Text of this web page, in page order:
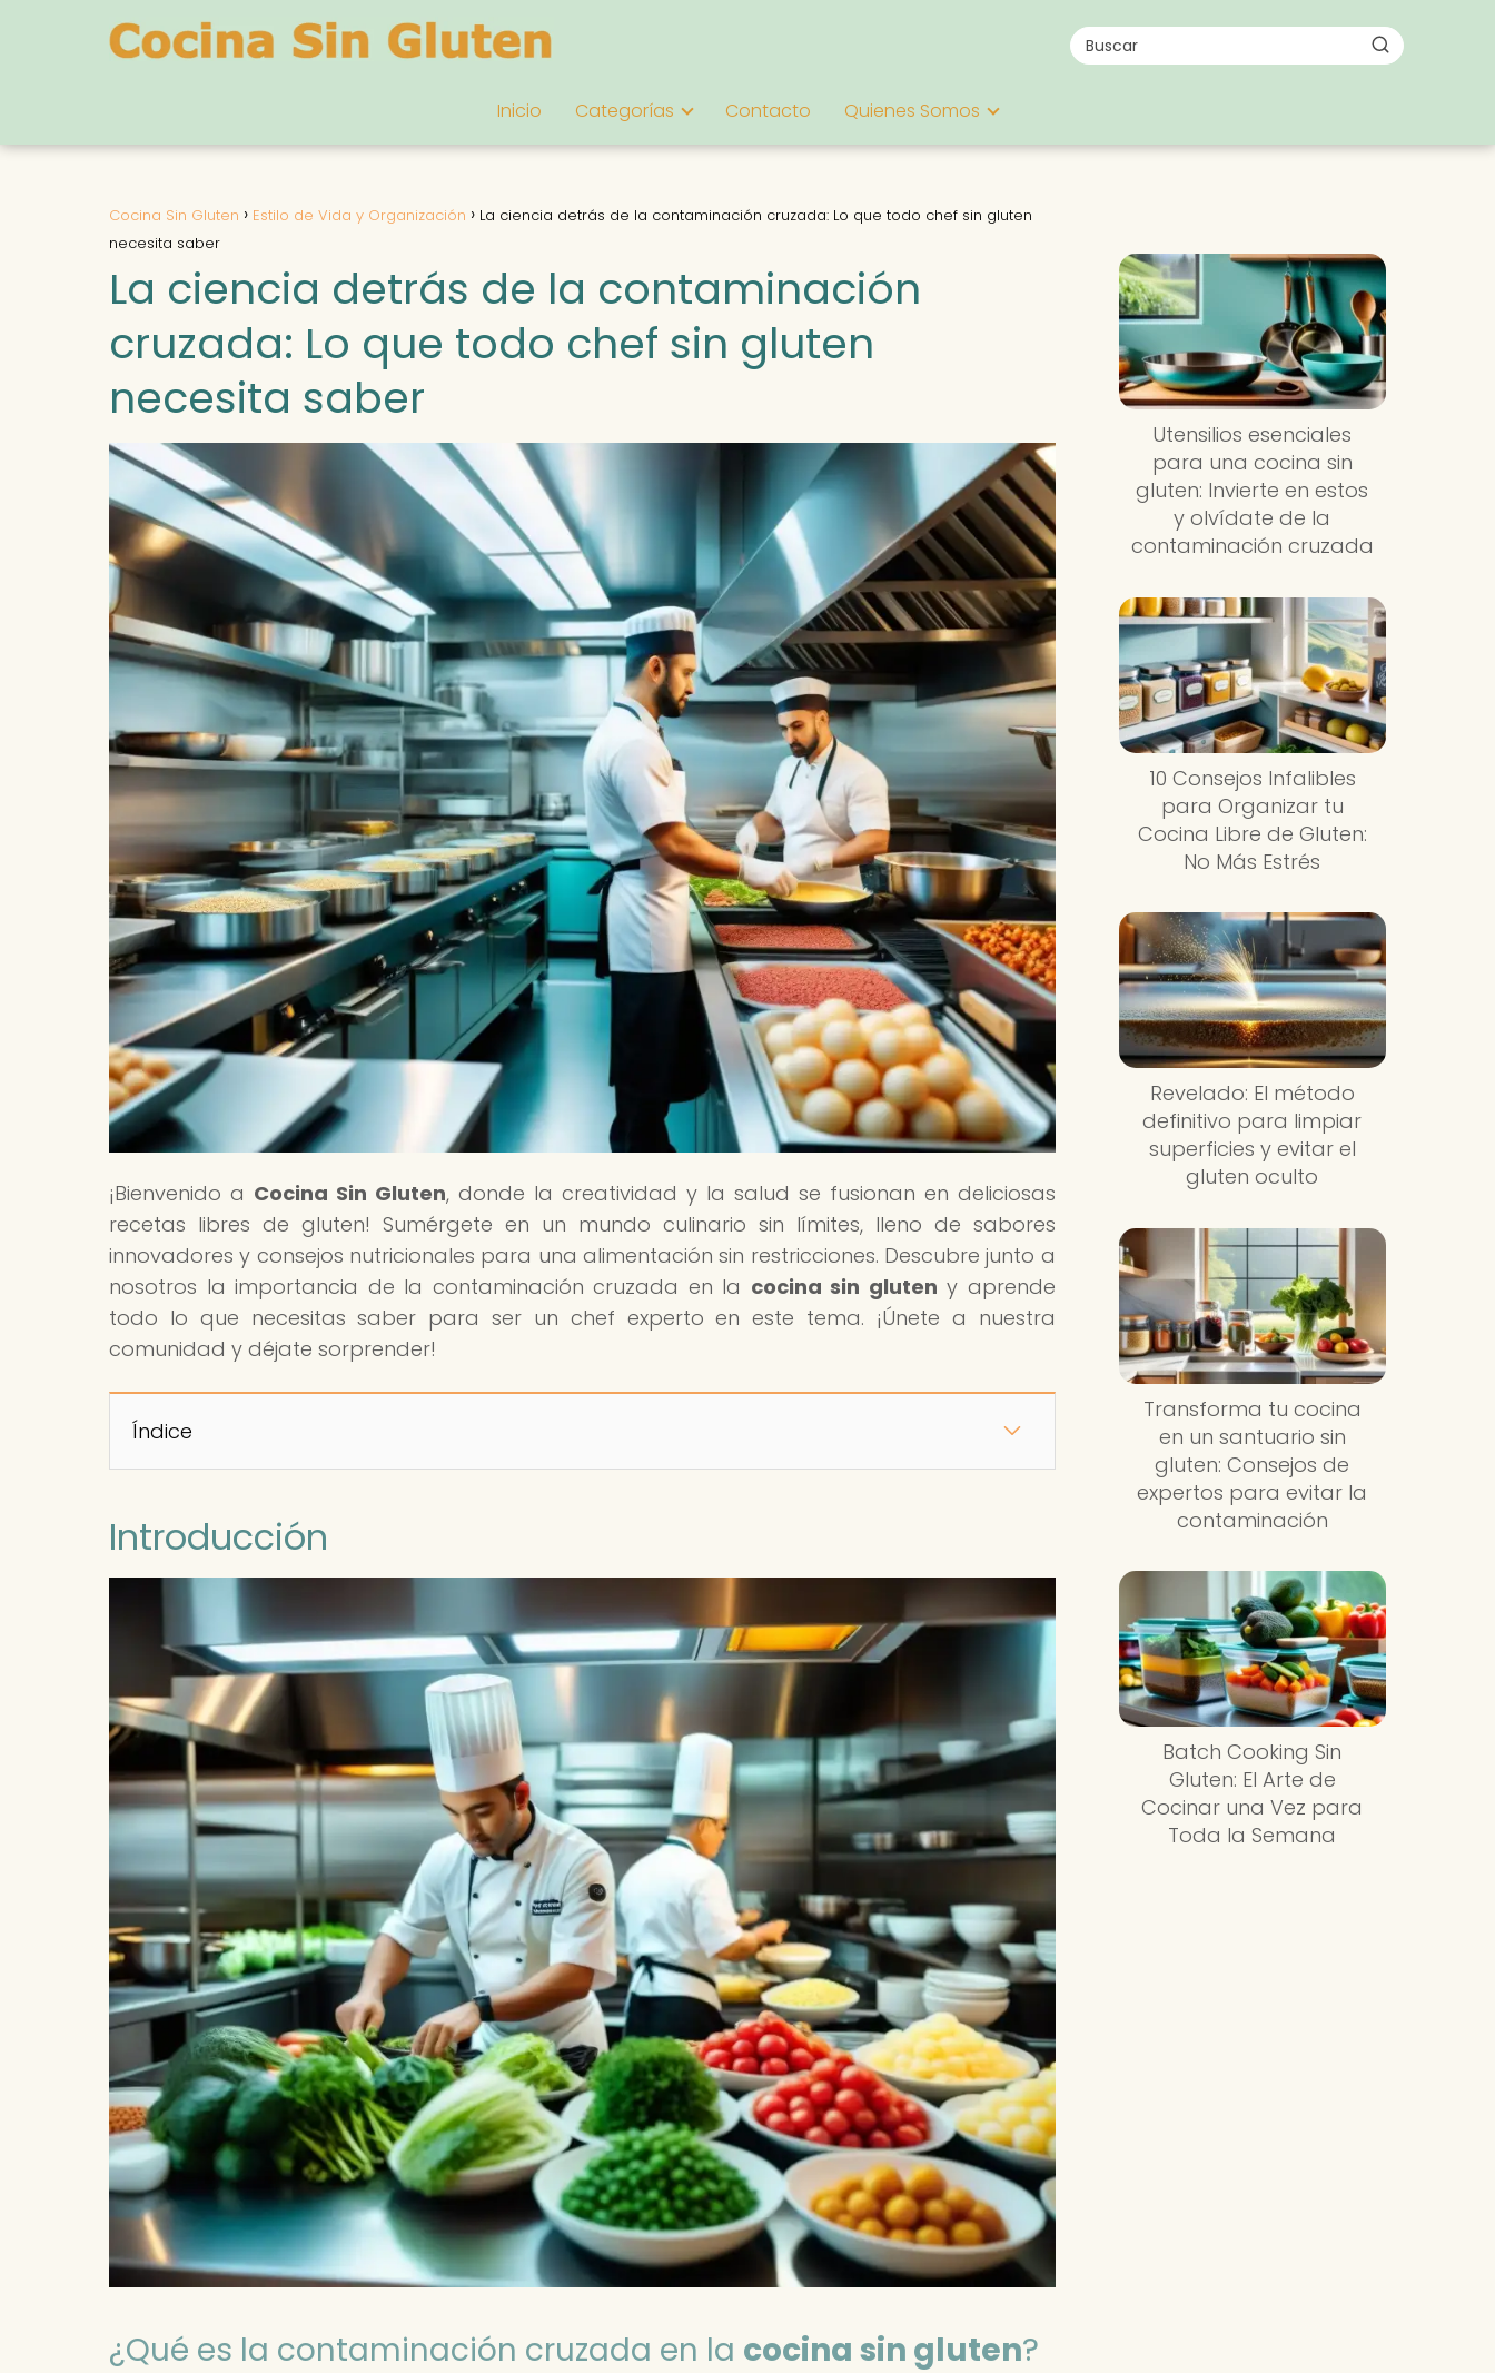
Inicio Categorías Contacto Quienes Somos
Cocina Sin Gluten Estilo de Vida y Organización
La ciencia detrás de la contaminación cruzada: Lo que todo chef sin gluten
necesita saber
La ciencia detrás de la contaminación
cruzada: Lo que todo chef sin gluten
necesita saber
¡Bienvenido a Cocina Sin Gluten, donde la creatividad y la salud se fusionan en deliciosas
recetas libres de gluten! Sumérgete en un mundo culinario sin límites, lleno de sabores
innovadores y consejos nutricionales para una alimentación sin restricciones. Descubre junto a
nosotros la importancia de la contaminación cruzada en la cocina sin gluten y aprende
todo lo que necesitas saber para ser un chef experto en este tema. ¡Únete a nuestra
comunidad y déjate sorprender!
Índice
Introducción
¿Qué es la contaminación cruzada en la cocina sin gluten?
Utensilios esenciales
para una cocina sin
gluten: Invierte en estos
y olvídate de la
contaminación cruzada
10 Consejos Infalibles
para Organizar tu
Cocina Libre de Gluten:
No Más Estrés
Revelado: El método
definitivo para limpiar
superficies y evitar el
gluten oculto
Transforma tu cocina
en un santuario sin
gluten: Consejos de
expertos para evitar la
contaminación
Batch Cooking Sin
Gluten: El Arte de
Cocinar una Vez para
Toda la Semana